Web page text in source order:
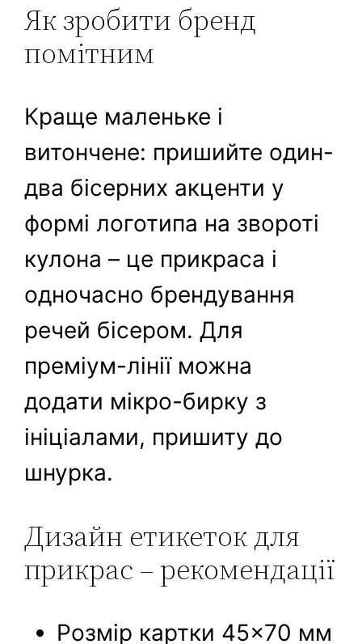
Як зробити бренд
помітним
Краще маленьке і
витончене: пришийте один-
два бісерних акценти у
формі логотипа на звороті
кулона – це прикраса і
одночасно брендування
речей бісером. Для
преміум-лінії можна
додати мікро-бирку з
ініціалами, пришиту до
шнурка.
Дизайн етикеток для
прикрас – рекомендації
Розмір картки 45×70 мм